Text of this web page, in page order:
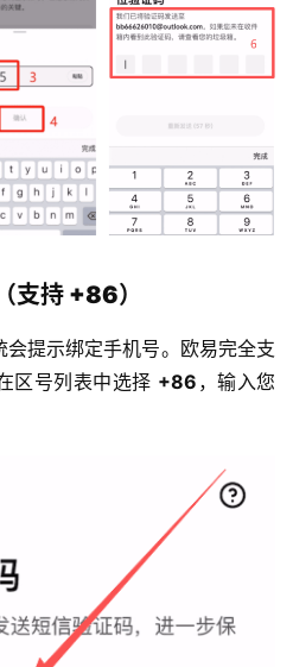
支持 +86）
会提示绑定手机号。欧易完全支
区号列表中选择 +86 ，输入您